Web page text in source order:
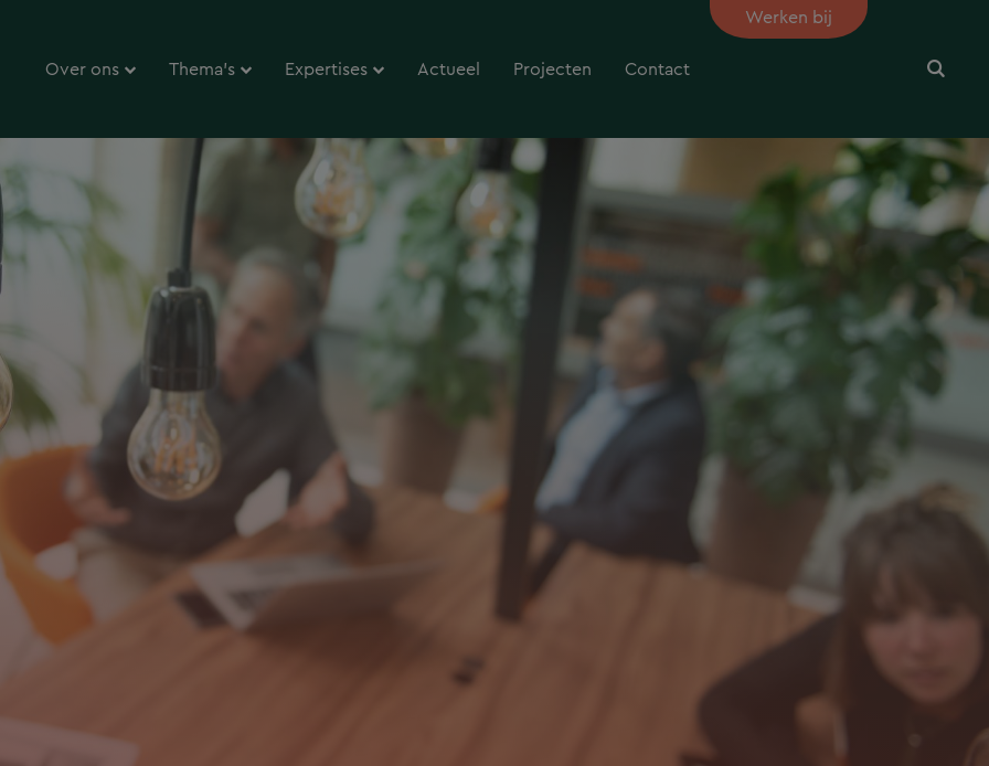
Over ons Thema’s Expertises Actueel Projecten Contact
Werken bij